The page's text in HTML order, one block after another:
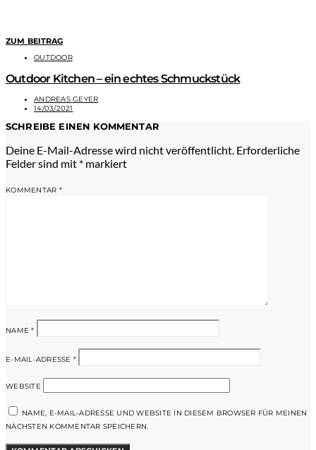
ZUM BEITRAG
OUTDOOR
Outdoor Kitchen – ein echtes Schmuckstück
ANDREAS GEYER
14/03/2021
SCHREIBE EINEN KOMMENTAR
Deine E-Mail-Adresse wird nicht veröffentlicht. Erforderliche
Felder sind mit * markiert
KOMMENTAR *
NAME*
E-MAIL-ADRESSE *
WEBSITE
NAME, E-MAIL-ADRESSE UND WEBSITE IN DIESEM BROWSER FÜR MEINEN
NÄCHSTEN KOMMENTAR SPEICHERN.